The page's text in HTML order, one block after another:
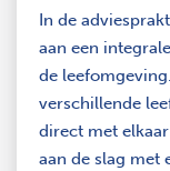
In de
aan een
de
verschillende
direct met
aan de slag met